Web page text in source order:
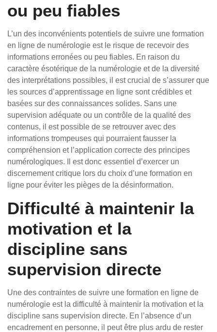
ou peu fiables
L’un des inconvénients potentiels de suivre une formation
en ligne de numérologie est le risque de recevoir des
informations erronées ou peu fiables. En raison du
caractère ésotérique de la numérologie et de la diversité
des interprétations possibles, il est crucial de s’assurer que
les sources d’apprentissage en ligne sont crédibles et
basées sur des connaissances solides. Sans une
supervision adéquate ou un contrôle de la qualité des
contenus, il est possible de se retrouver avec des
informations trompeuses qui pourraient fausser la
compréhension et l’application correcte des principes
numérologiques. Il est donc essentiel d’exercer un
discernement critique lors du choix d’une formation en
ligne pour éviter les pièges de la désinformation.
Difficulté à maintenir la
motivation et la
discipline sans
supervision directe
Une des contraintes de suivre une formation en ligne de
numérologie est la difficulté à maintenir la motivation et la
discipline sans supervision directe. En l’absence d’un
encadrement en personne, il peut être plus ardu de rester